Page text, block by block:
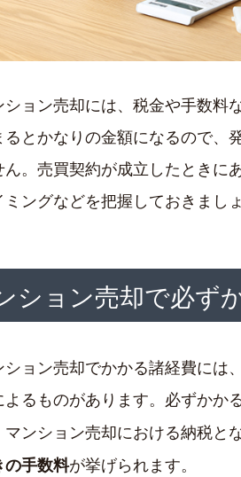
ション売却には、税金や手数料
るとかなりの金額になるので、
ん。売買契約が成立したときに
ミングなどを把握しておきましょ
ション売却で必ず
ション売却でかかる諸経費には
よるものがあります。必ずかか
マンション売却における納税と
の手数料が挙げられます。